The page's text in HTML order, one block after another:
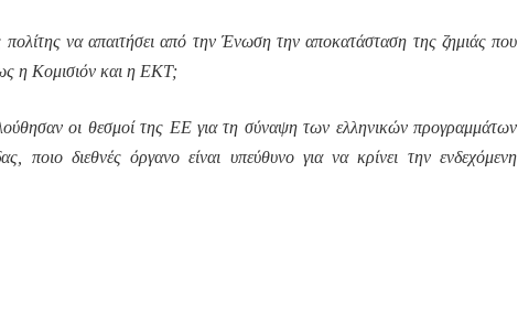
πολίτης να απαιτήσει από την Ένωση την αποκατάσταση της ζημιάς που
η Κομισιόν και η ΕΚΤ;
οι θεσμοί της ΕΕ για τη σύναψη των ελληνικών προγραμμάτων
ποιο διεθνές όργανο είναι υπεύθυνο για να κρίνει την ενδεχόμενη